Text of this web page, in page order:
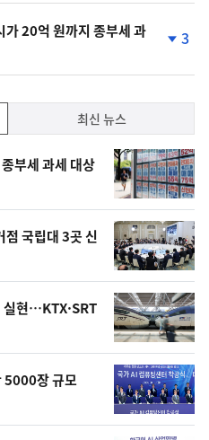
가 20억 원까지 종부세 과
락
3
최신 뉴스
부세 과세 대상
국립대 3곳 신
실현…KTX·SRT
장 규모